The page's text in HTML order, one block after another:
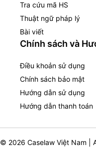
Tra cứu mã HS
Thuật ngữ pháp lý
Bài viết
Chính sách và
Điều khoản sử dụng
Chính sách bảo mật
Hướng dẫn sử dụng
Hướng dẫn thanh toán
© 2026 Caselaw Việt Nam |